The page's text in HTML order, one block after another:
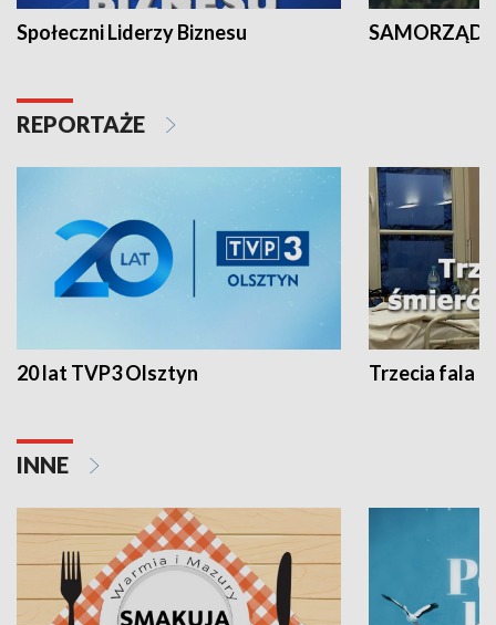
Społeczni Liderzy Biznesu SAMORZĄD
REPORTAŻE
20 lat TVP3 Olsztyn Trzecia fala -
INNE